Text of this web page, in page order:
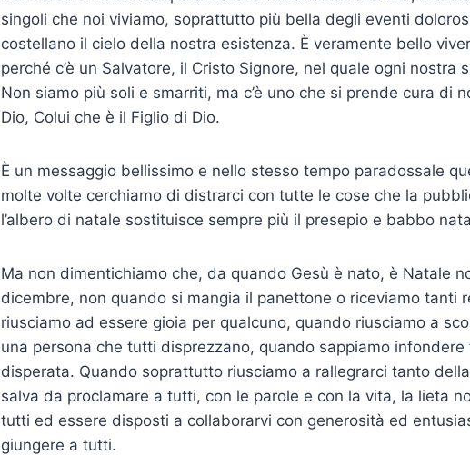
singoli che noi viviamo, soprattutto più bella degli eventi
costellano il cielo della nostra esi­stenza. È veramente bello
perché c’è un Salva­tore, il Cristo Signore, nel quale ogni nostra
Non siamo più soli e smarriti, ma c’è uno che si prende cura di
Dio, Colui che è il Figlio di Dio.
È un messaggio bellissimo e nello stesso tempo paradossale
molte volte cerchiamo di distrarci con tutte le cose che la
l’albero di natale sostituisce sempre più il presepio e babbo
Ma non dimentichiamo che, da quando Gesù è nato, è Natale
dicembre, non quando si mangia il panettone o rice­viamo tanti
riusciamo ad essere gioia per qualcuno, quando riusciamo a
una per­sona che tutti disprezzano, quando sappiamo
disperata. Quando soprattutto riusciamo a rallegrarci tanto
salva da proclamare a tutti, con le parole e con la vita, la lieta
tutti ed essere disposti a collaborarvi con generosità ed
giungere a tutti.